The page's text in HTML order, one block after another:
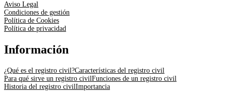
Aviso Legal
Condiciones de gestión
Política de Cookies
Política de privacidad
Información
¿Qué es el registro civil?Características del registro civil
Para qué sirve un registro civilFunciones de un registro civil
Historia del registro civilImportancia